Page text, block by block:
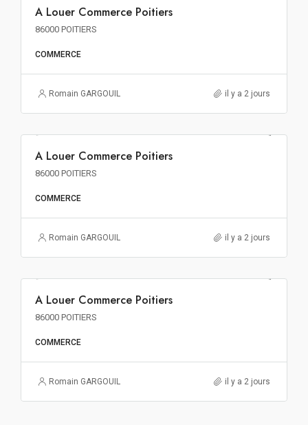
A Louer Commerce Poitiers
86000 POITIERS
COMMERCE
Romain GARGOUIL il y a 2 jours
100€ m²/an HT HC
A Louer Commerce Poitiers
86000 POITIERS
COMMERCE
Romain GARGOUIL il y a 2 jours
250€ m²/an HT HC
A Louer Commerce Poitiers
86000 POITIERS
COMMERCE
Romain GARGOUIL il y a 2 jours